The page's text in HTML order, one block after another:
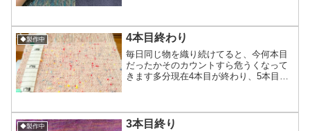
な！写真にあるピンクのハサミ、10年く
らい使ってる10...
◆製作中 4本目終わり
毎日同じ物を織り続けてると、今何本目
だったかそのカウントすら危うくなって
きます多分現在4本目が終わり、5本目は
いこともあって1日1本のペースで織り進
められています...
◆製作中 3本目終り